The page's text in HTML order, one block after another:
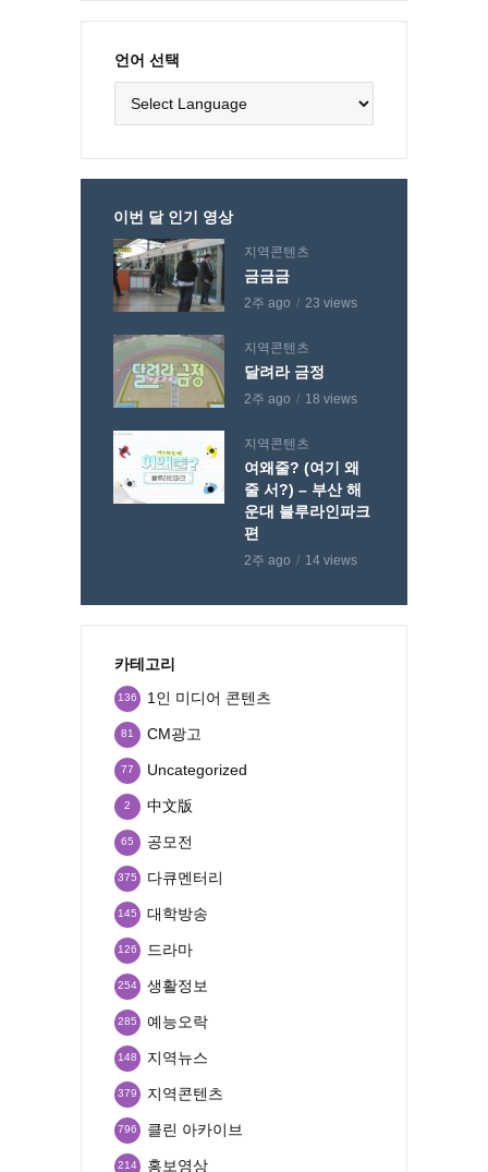
언어 선택
이번 달 인기 영상
지역콘텐츠
금금금
2주 ago 23 views
지역콘텐츠
달려라 금정
2주 ago 18 views
지역콘텐츠
여왜줄? (여기 왜
줄 서?) – 부산 해
운대 블루라인파크
편
2주 ago 14 views
카테고리
1인 미디어 콘텐츠
136
CM광고
81
Uncategorized
77
中文版
2
공모전
65
다큐멘터리
375
대학방송
145
드라마
126
생활정보
254
예능오락
285
지역뉴스
148
지역콘텐츠
379
클린 아카이브
796
홍보영상
214